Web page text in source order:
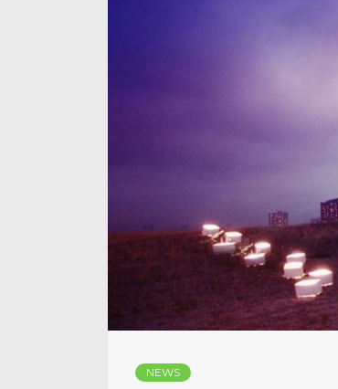
NEWS